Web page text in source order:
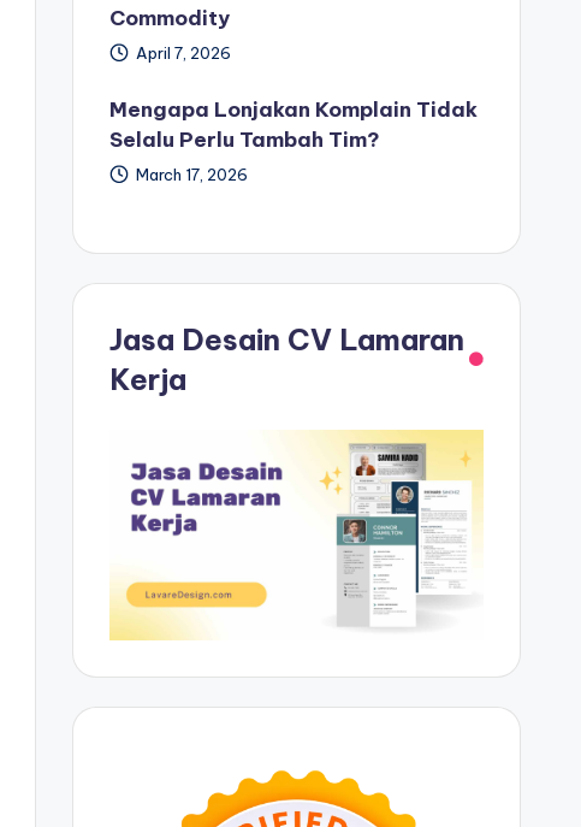
Commodity
April 7, 2026
Mengapa Lonjakan Komplain Tidak
Selalu Perlu Tambah Tim?
March 17, 2026
Jasa Desain CV Lamaran
Kerja